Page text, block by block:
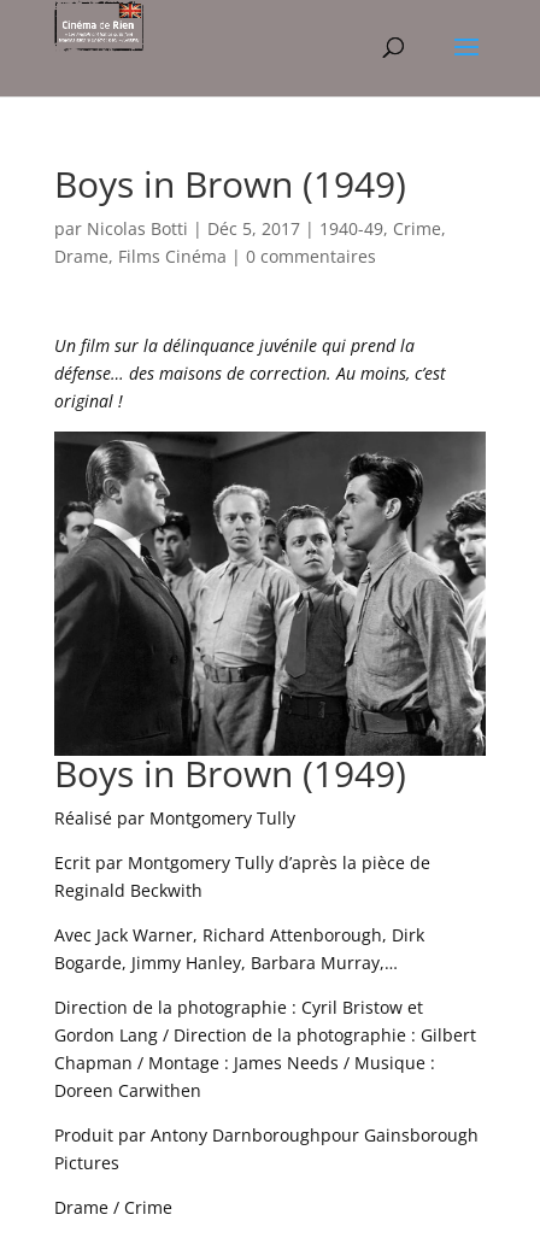
Boys in Brown (1949)
par Nicolas Botti | Déc 5, 2017| 1940-49, Crime,
Drame, Films Cinéma | 0 commentaires
Un film sur la délinquance juvénile qui prend la
défense… des maisons de correction. Au moins, c’est
original !
Boys in Brown (1949)
Réalisé par Montgomery Tully
Ecrit par Montgomery Tully d’après la pièce de
Reginald Beckwith
Avec Jack Warner, Richard Attenborough, Dirk
Bogarde, Jimmy Hanley, Barbara Murray,…
Direction de la photographie : Cyril Bristow et
Gordon Lang / Direction de la photographie : Gilbert
Chapman / Montage : James Needs / Musique :
Doreen Carwithen
Produit par Antony Darnboroughpour Gainsborough
Pictures
Drame / Crime